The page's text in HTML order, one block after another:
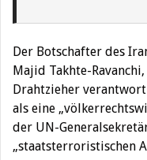
Der Botschafter des
Majid Takhte-
Drahtzieher
als eine
der UN-
„staatsterroristischen